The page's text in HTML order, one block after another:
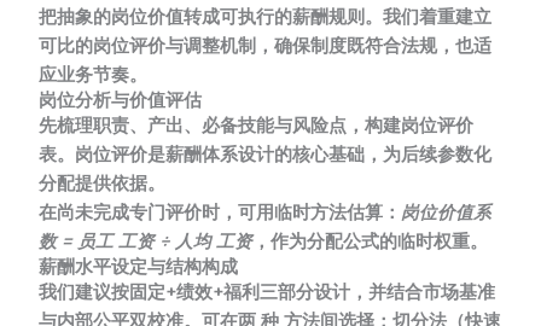
把抽象的岗位价值转成可执行的薪酬规则。我们着重建立
可比的岗位评价与调整机制，确保制度既符合法规，也适
应业务节奏。
岗位分析与价值评估
先梳理职责、产出、必备技能与风险点，构建岗位评价
表。 岗位评价是薪酬体系设计的核心基础 ，为后续参数化
分配提供依据。
在尚未完成专门评价时，可用临时方法估算： 岗位价值系
数 = 员工 工资 ÷ 人均 工资，作为分配公式的临时权重。
薪酬水平设定与结构构成
我们建议按固定+绩效+福利三部分设计，并结合市场基准
与内部公平双校准。可在两 种 方法间选择：切分法（快速